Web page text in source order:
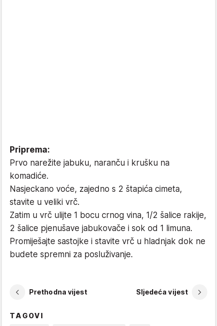
Priprema:
Prvo narežite jabuku, naranču i krušku na
komadiće.
Nasjeckano voće, zajedno s 2 štapića cimeta,
stavite u veliki vrč.
Zatim u vrč ulijte 1 bocu crnog vina, 1/2 šalice rakije,
2 šalice pjenušave jabukovače i sok od 1 limuna.
Promiješajte sastojke i stavite vrč u hladnjak dok ne
budete spremni za posluživanje.
Prethodna vijest Sljedeća vijest
TAGOVI